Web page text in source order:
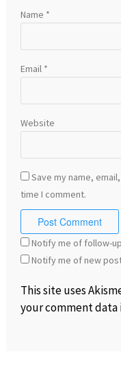
Name *
Email *
Website
Save my name,
time I comment.
Notify me of follow-
Notify me of new
This site uses
your comment data